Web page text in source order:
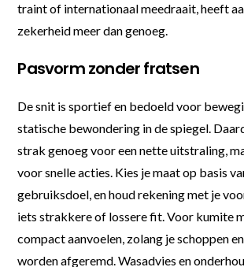
traint of internationaal meedraait, heeft
zekerheid meer dan genoeg.
Pasvorm zonder fratsen
De snit is sportief en bedoeld voor
statische bewondering in de spiegel.
strak genoeg voor een nette uitstraling,
voor snelle acties. Kies je maat op basis
gebruiksdoel, en houd rekening met je
iets strakkere of lossere fit. Voor kumite
compact aanvoelen, zolang je schoppen
worden afgeremd. Wasadvies en